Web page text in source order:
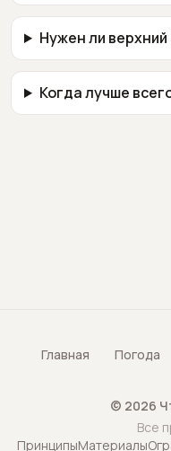
Нужен ли
Когда лучше
Главная Погода
© 2026
Все
ПринципыМатериалы